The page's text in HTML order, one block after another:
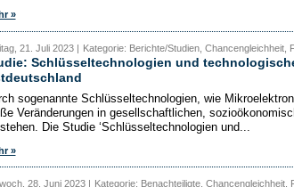
»
21. Juli 2023 | Kategorie: Berichte/Studien, Chancengleichheit,
Schlüsseltechnologien und
sogenannte Schlüsseltechnologien, wie
Veränderungen in gesellschaftlichen,
Die Studie ‘Schlüsseltechnologien und...
»
28. Juni 2023 | Kategorie: Benachteiligte, Chancengleichheit,